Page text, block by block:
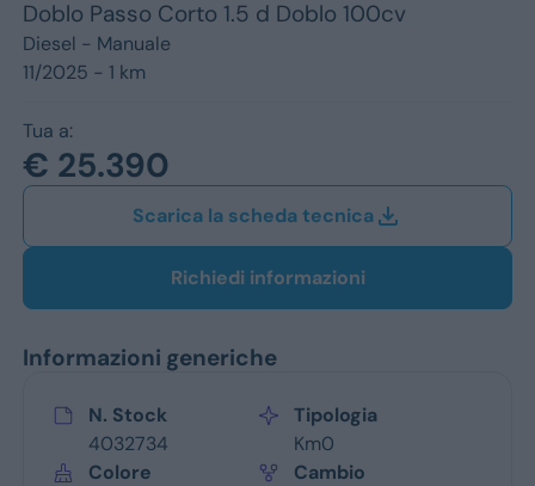
Vedi tutti i marchi
Doblo Passo Corto 1.5 d Doblo 100cv
Diesel - Manuale
11/2025 - 1 km
Tua a:
€ 25.390
Scarica la scheda tecnica
Richiedi informazioni
Informazioni generiche
N. Stock
4032734
Tipologia
Km0
Colore
Cambio